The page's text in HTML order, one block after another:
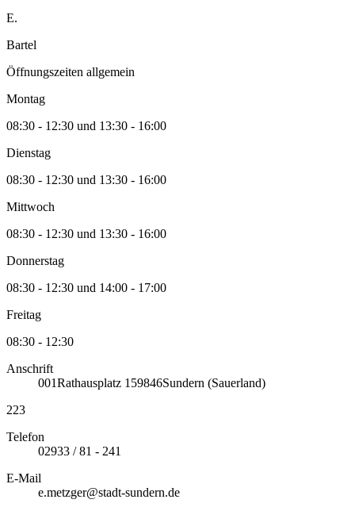
E.
Bartel
Öffnungszeiten allgemein
Montag
08:30 - 12:30 und 13:30 - 16:00
Dienstag
08:30 - 12:30 und 13:30 - 16:00
Mittwoch
08:30 - 12:30 und 13:30 - 16:00
Donnerstag
08:30 - 12:30 und 14:00 - 17:00
Freitag
08:30 - 12:30
Anschrift
001Rathausplatz 1 59846Sundern (Sauerland)
223
Telefon
02933 / 81 - 241
E-Mail
e.metzger@stadt-sundern.de